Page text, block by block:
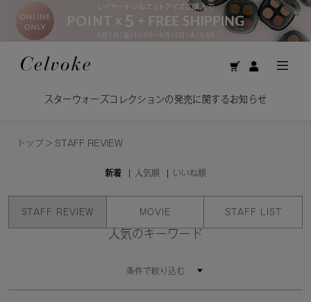
スターウォーズコレクションの発売に関するお知らせ
トップ > STAFF REVIEW
新着 人気順 いいね順
STAFF REVIEW MOVIE STAFF LIST
人気のキーワード
条件で絞り込む